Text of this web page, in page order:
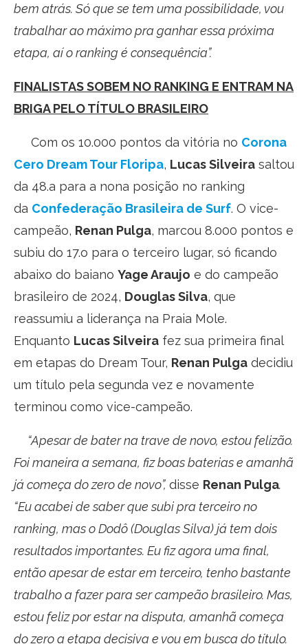
bem atrás. Só que se tem uma possibilidade, vou
trabalhar ao máximo pra ganhar essa próxima
etapa, aí o ranking é consequência”.
FINALISTAS SOBEM NO RANKING E ENTRAM NA
BRIGA PELO TÍTULO BRASILEIRO
Com os 10.000 pontos da vitória no Corona
Cero Dream Tour Floripa, Lucas Silveira saltou
da 48.a para a nona posição no ranking
da Confederação Brasileira de Surf. O vice-
campeão, Renan Pulga, marcou 8.000 pontos e
subiu do 17.o para o terceiro lugar, só ficando
abaixo do baiano Yage Araujo e do campeão
brasileiro de 2024, Douglas Silva, que
reassumiu a liderança na Praia Mole.
Enquanto Lucas Silveira fez sua primeira final
em etapas do Dream Tour, Renan Pulga decidiu
um título pela segunda vez e novamente
terminou como vice-campeão.
“Apesar de bater na trave de novo, estou felizão.
Foi maneira a semana, fiz boas baterias e amanhã
já começa do zero de novo”, disse Renan Pulga.
“Eu acabei de saber que subi pra terceiro no
ranking, mas o Dodô (Douglas Silva) já tem dois
resultados importantes. Eu fiz agora uma final,
então apesar de estar em terceiro, tenho bastante
trabalho a fazer para ser campeão brasileiro. Mas,
estou feliz por estar na disputa, amanhã começa
do zero a etapa decisiva e vou em busca do título.